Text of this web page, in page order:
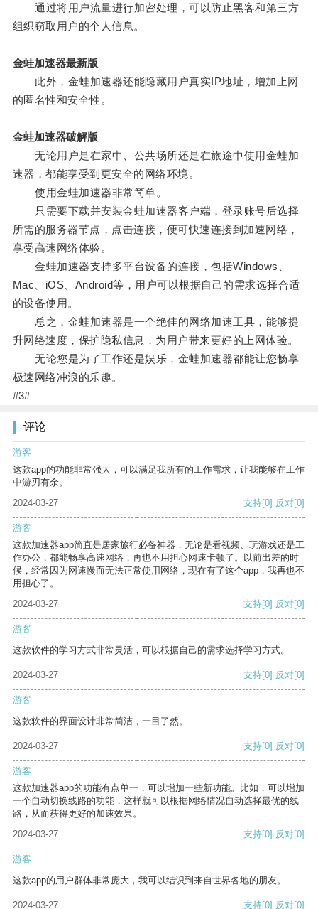
通过将用户流量进行加密处理，可以防止黑客和第三方
组织窃取用户的个人信息。
金蛙加速器最新版
此外，金蛙加速器还能隐藏用户真实IP地址，增加上网
的匿名性和安全性。
金蛙加速器破解版
无论用户是在家中、公共场所还是在旅途中使用金蛙加
速器，都能享受到更安全的网络环境。
使用金蛙加速器非常简单。
只需要下载并安装金蛙加速器客户端，登录账号后选择
所需的服务器节点，点击连接，便可快速连接到加速网络，
享受高速网络体验。
金蛙加速器支持多平台设备的连接，包括Windows、
Mac、iOS、Android等，用户可以根据自己的需求选择合适
的设备使用。
总之，金蛙加速器是一个绝佳的网络加速工具，能够提
升网络速度，保护隐私信息，为用户带来更好的上网体验。
无论您是为了工作还是娱乐，金蛙加速器都能让您畅享
极速网络冲浪的乐趣。
#3#
评论
游客
这款app的功能非常强大，可以满足我所有的工作需求，让我能够在工作
中游刃有余。
2024-03-27
支持[0] 反对[0]
游客
这款加速器app简直是居家旅行必备神器，无论是看视频、玩游戏还是工
作办公，都能畅享高速网络，再也不用担心网速卡顿了。以前出差的时
候，经常因为网速慢而无法正常使用网络，现在有了这个app，我再也不
用担心了。
2024-03-27
支持[0] 反对[0]
游客
这款软件的学习方式非常灵活，可以根据自己的需求选择学习方式。
2024-03-27 支持[0] 反对[0]
游客
这款软件的界面设计非常简洁，一目了然。
2024-03-27 支持[0] 反对[0]
游客
这款加速器app的功能有点单一，可以增加一些新功能。比如，可以增加
一个自动切换线路的功能，这样就可以根据网络情况自动选择最优的线
路，从而获得更好的加速效果。
2024-03-27
支持[0] 反对[0]
游客
这款app的用户群体非常庞大，我可以结识到来自世界各地的朋友。
2024-03-27 支持[0] 反对[0]